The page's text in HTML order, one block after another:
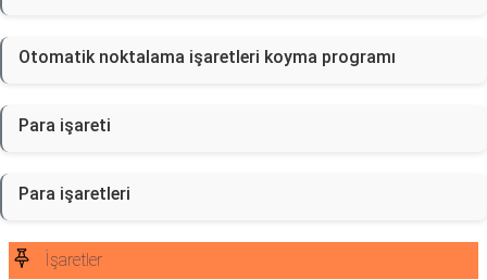
Otomatik noktalama işaretleri koyma programı
Para işareti
Para işaretleri
İşaretler